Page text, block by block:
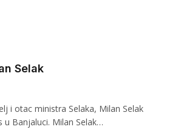
Selak
i otac ministra Selaka, Milan Selak
u Banjaluci. Milan Selak…